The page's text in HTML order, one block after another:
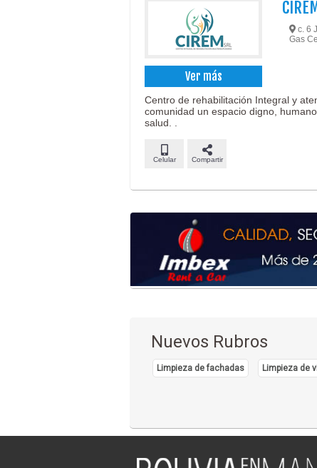
Ver más
c. 6
Gas
Centro de rehabilitación Integral y
comunidad un espacio digno,
salud. .
Celular Compartir
Nuevos Rubros
Limpieza de fachadas Limpieza de